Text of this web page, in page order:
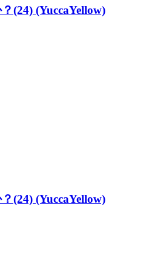
(24) (YuccaYellow)
(24) (YuccaYellow)